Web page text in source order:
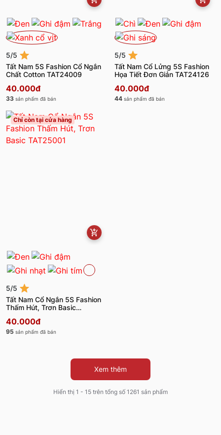
5/5
Tất Nam 5S Fashion Cổ Ngắn
Chất Cotton TAT24009
40.000đ
33 sản phẩm đã bán
5/5
Tất Nam Cổ Lửng 5S Fashion
Họa Tiết Đơn Giản TAT24126
40.000đ
44 sản phẩm đã bán
Chỉ còn tại cửa hàng
5/5
Tất Nam Cổ Ngắn 5S Fashion
Thấm Hút, Trơn Basic
TAT25001
40.000đ
Xem thêm